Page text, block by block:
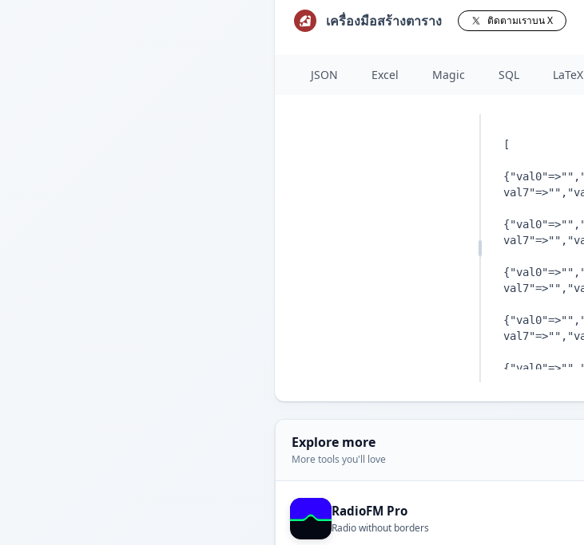
เครื่องมือสร้างตาราง ติดตามเราบน X
JSON Excel Magic SQL LaTeX
Explore more
More tools you'll love
RadioFM Pro
Radio without borders